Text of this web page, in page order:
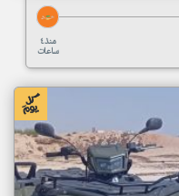
منذ ٤
ساعات